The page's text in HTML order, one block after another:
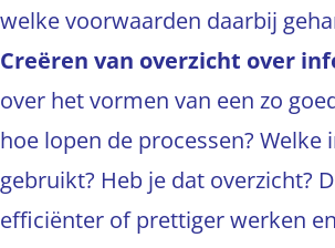
welke voorwaarden daarbij
Creëren van overzicht over
over het vormen van een zo
hoe lopen de processen?
gebruikt? Heb je dat overzicht?
efficiënter of prettiger werken